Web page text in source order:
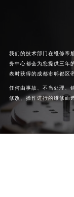
我们的技术部门在维修帝
务中心都会为您提供三年
表时获得的成都市郫都区
任何由事故、不当处理、
修改、操作进行的维修而